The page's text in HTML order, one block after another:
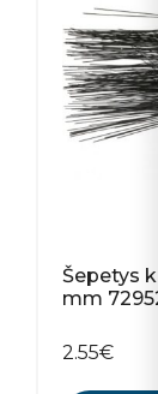
Šepetys
mm
2.55€